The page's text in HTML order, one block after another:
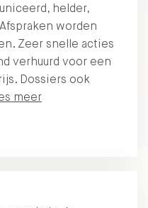
helder,
worden
Zeer snelle acties
verhuurd voor een
Dossiers ook
meer